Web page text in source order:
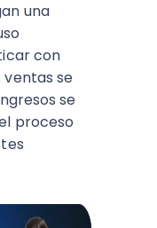
una
con
se
se
proceso